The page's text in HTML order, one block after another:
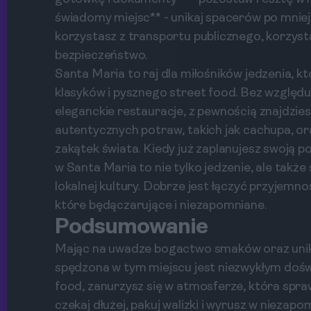
świadomy miejsc** - unikaj spacerów po
korzystasz z transportu publicznego,
bezpieczeństwo.
Santa Maria to raj dla miłośników jedzenia,
klasyków i pysznego street food. Bez
eleganckie restauracje, z pewnością
autentycznych potraw, takich jak cachupa,
zakątek świata. Kiedy już zaplanujesz swoją
w Santa Maria to nie tylko jedzenie, ale także
lokalnej kultury. Dobrze jest łączyć
które będączarujące i niezapomniane.
Podsumowanie
Mając na uwadze bogactwo smaków oraz
spędzona w tym miejscu jest niezwykłym
food, zanurzysz się w atmosferze, która
czekaj dłużej, pakuj walizki i wyrusz w